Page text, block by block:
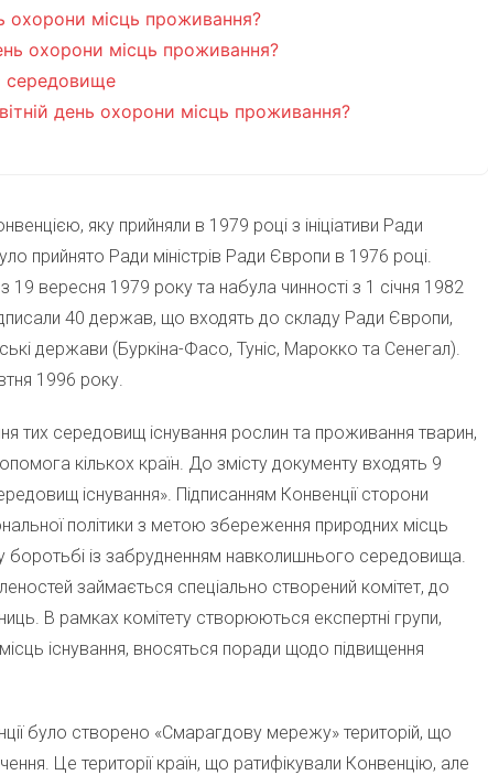
охорони місць проживання?
охорони місць проживання?
середовище
день охорони місць проживання?
яку прийняли в 1979 році з ініціативи Ради
прийнято Ради міністрів Ради Європи в 1976 році.
19 вересня 1979 року та набула чинності з 1 січня 1982
40 держав, що входять до складу Ради Європи,
держави (Буркіна-Фасо, Туніс, Марокко та Сенегал).
1996 року.
тих середовищ існування рослин та проживання тварин,
кількох країн. До змісту документу входять 9
існування». Підписанням Конвенції сторони
політики з метою збереження природних місць
боротьбі із забрудненням навколишнього середовища.
займається спеціально створений комітет, до
В рамках комітету створюються експертні групи,
існування, вносяться поради щодо підвищення
було створено «Смарагдову мережу» територій, що
Це території країн, що ратифікували Конвенцію, але